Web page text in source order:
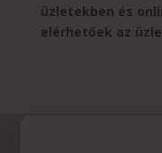
üzletekben és
elérhetőek az